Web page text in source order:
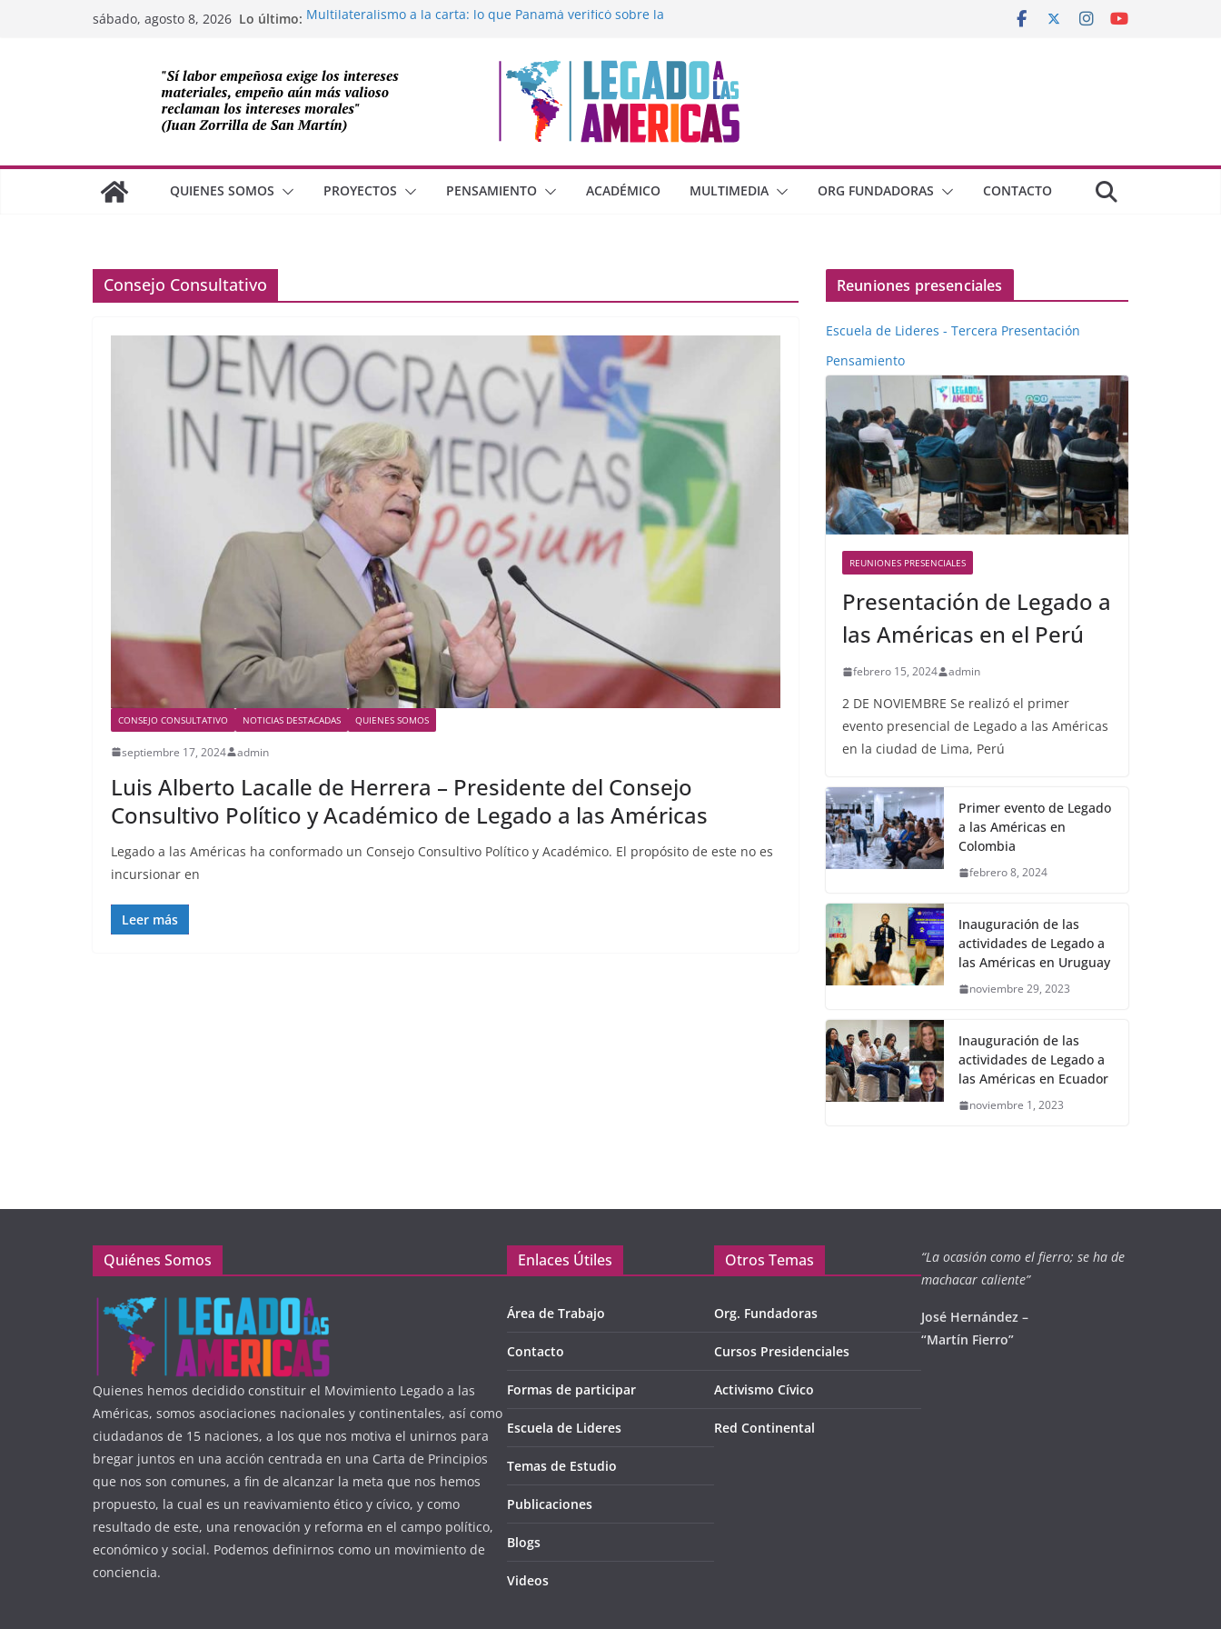
sábado, agosto 8, 2026 Lo último: Multilateralismo a la carta: lo que Panamá verificó sobre la
Cuba
Los avances de México frente al crimen organizado y la
cooperación soberana con Estados Unidos
Adam Smith y la moral cristiana
¿Dos economías o dos dimensiones humanas?
QUIENES SOMOS PROYECTOS PENSAMIENTO ACADÉMICO MULTIMEDIA ORG FUNDADORAS CONTACTO
Consejo Consultativo
CONSEJO CONSULTATIVO NOTICIAS DESTACADAS QUIENES SOMOS
septiembre 17, 2024 admin
Luis Alberto Lacalle de Herrera – Presidente del Consejo
Consultivo Político y Académico de Legado a las Américas
Legado a las Américas ha conformado un Consejo Consultivo Político y Académico. El propósito de este no es
incursionar en
Leer más
Reuniones presenciales
Escuela de Lideres - Tercera Presentación
Pensamiento
REUNIONES PRESENCIALES
Presentación de Legado a
las Américas en el Perú
febrero 15, 2024 admin
2 DE NOVIEMBRE Se realizó el primer
evento presencial de Legado a las Américas
en la ciudad de Lima, Perú
Primer evento de Legado
a las Américas en
Colombia
febrero 8, 2024
Inauguración de las
actividades de Legado a
las Américas en Uruguay
noviembre 29, 2023
Inauguración de las
actividades de Legado a
las Américas en Ecuador
noviembre 1, 2023
Quiénes Somos
Quienes hemos decidido constituir el Movimiento Legado a las
Américas, somos asociaciones nacionales y continentales, así como
ciudadanos de 15 naciones, a los que nos motiva el unirnos para
bregar juntos en una acción centrada en una Carta de Principios
que nos son comunes, a fin de alcanzar la meta que nos hemos
propuesto, la cual es un reavivamiento ético y cívico, y como
resultado de este, una renovación y reforma en el campo político,
económico y social. Podemos definirnos como un movimiento de
conciencia.
Enlaces Útiles
Área de Trabajo
Contacto
Formas de participar
Escuela de Lideres
Temas de Estudio
Publicaciones
Blogs
Videos
Otros Temas
Org. Fundadoras
Cursos Presidenciales
Activismo Cívico
Red Continental
“La ocasión como el fierro; se ha de
machacar caliente”
José Hernández –
“Martín Fierro”